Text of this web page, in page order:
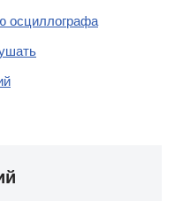
осциллографа